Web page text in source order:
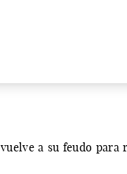
a su feudo